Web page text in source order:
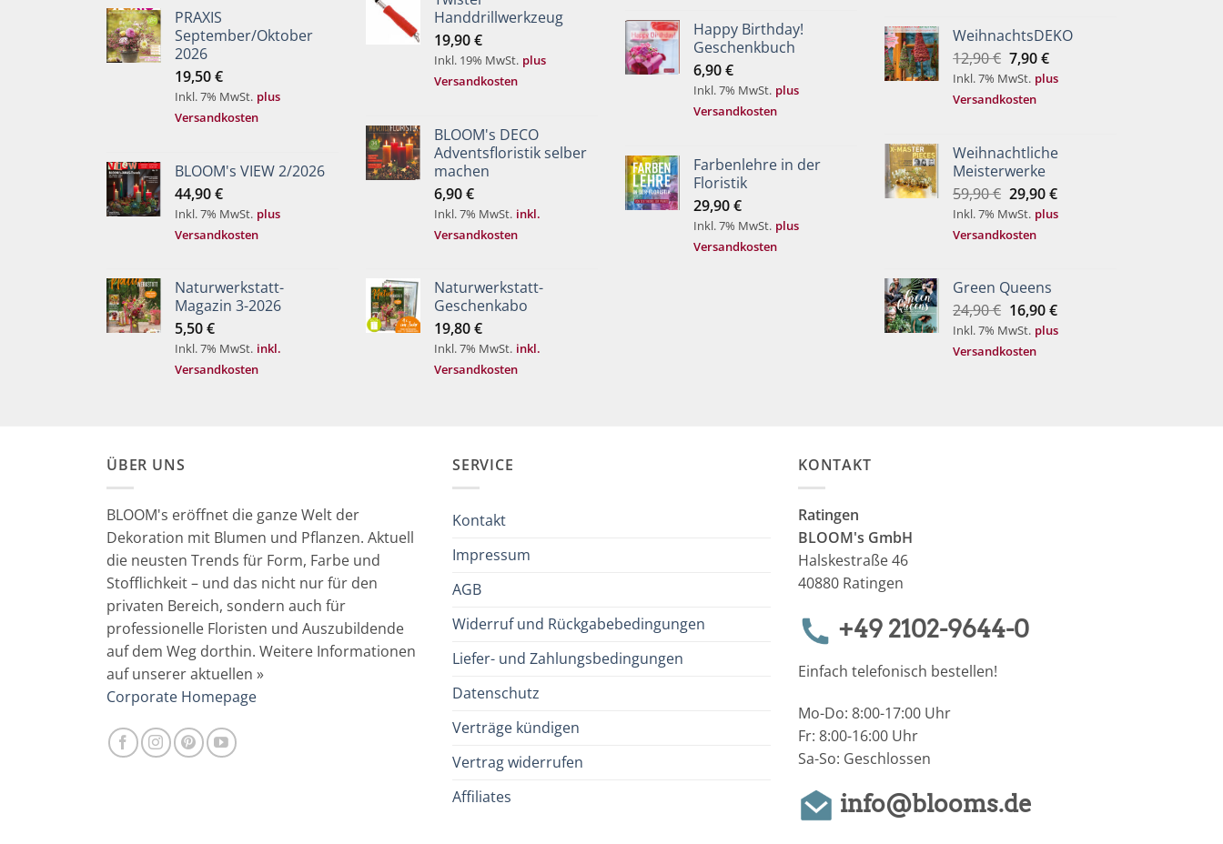
PRAXIS
September/Oktober
2026
19,50€
Inkl. 7% MwSt. plus
Versandkosten
BLOOM's VIEW 2/2026
44,90€
Inkl. 7% MwSt. plus
Versandkosten
Naturwerkstatt-
Magazin 3-2026
5,50€
Inkl. 7% MwSt. inkl.
Versandkosten
Handdrillwerkzeug
19,90€
Inkl. 19% MwSt. plus
Versandkosten
BLOOM's DECO
Adventsfloristik selber
machen
6,90€
Inkl. 7% MwSt. inkl.
Versandkosten
Naturwerkstatt-
Geschenkabo
19,80€
Inkl. 7% MwSt. inkl.
Versandkosten
Happy Birthday!
Geschenkbuch
6,90€
Inkl. 7% MwSt. plus
Versandkosten
Farbenlehre in der
Floristik
29,90€
Inkl. 7% MwSt. plus
Versandkosten
WeihnachtsDEKO
12,90€ Ursprünglicher
Preis
war:
7,90€Aktueller
Preis
Inkl. 7% MwSt. plus
Versandkosten
Weihnachtliche
Meisterwerke
59,90€ Ursprünglicher
Preis
war:
29,90€Aktueller
Preis
Inkl. 7% MwSt. plus
Versandkosten
Green Queens
24,90€ Ursprünglicher
Preis
war:
16,90€Aktueller
Preis
Inkl. 7% MwSt. plus
Versandkosten
ÜBER UNS
BLOOM's eröffnet die ganze Welt der
Dekoration mit Blumen und Pflanzen. Aktuell
die neusten Trends für Form, Farbe und
Stofflichkeit – und das nicht nur für den
privaten Bereich, sondern auch für
professionelle Floristen und Auszubildende
auf dem Weg dorthin. Weitere Informationen
auf unserer aktuellen »
Corporate Homepage
SERVICE
Kontakt
Impressum
AGB
Widerruf und Rückgabebedingungen
Liefer- und Zahlungsbedingungen
Datenschutz
Verträge kündigen
Vertrag widerrufen
Affiliates
KONTAKT
Ratingen
BLOOM's GmbH
Halskestraße 46
40880 Ratingen
+49 2102-9644-0
Einfach telefonisch bestellen!
Mo-Do: 8:00-17:00 Uhr
Fr: 8:00-16:00 Uhr
Sa-So: Geschlossen
info@blooms.de